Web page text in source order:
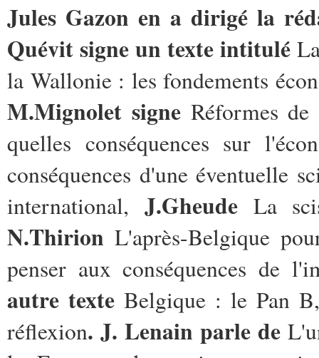
Jules Gazon en a dirigé la
Quévit signe un texte intitulé
la Wallonie : les fondements
M.Mignolet signe Réformes
quelles conséquences sur
conséquences d'une éventuelle
international, J.Gheude La
N.Thirion L'après-Belgique
penser aux conséquences de
autre texte Belgique : le Pan
réflexion. J. Lenain parle de